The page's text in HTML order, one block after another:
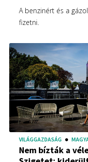
A benzinért és a
fizetni.
VILÁGGAZDASÁG
Nem bízták a